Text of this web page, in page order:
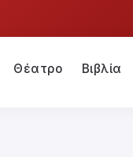
Θέατρο Βιβλία